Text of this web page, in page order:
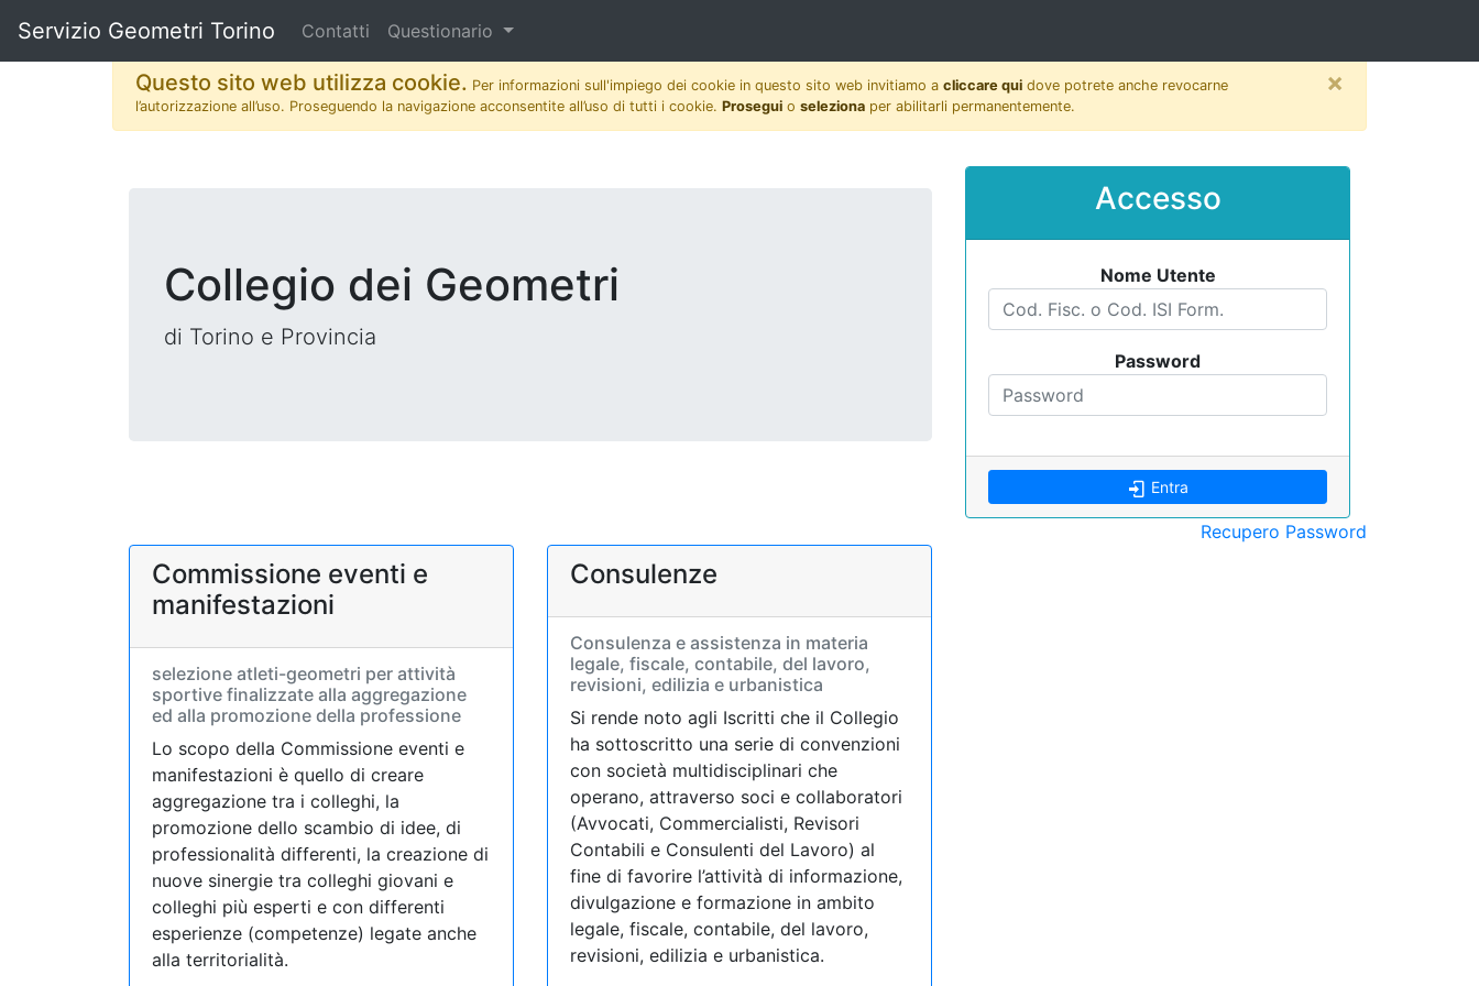
×
Questo sito web utilizza cookie. Per informazioni sull'impiego dei cookie in questo sito web invitiamo a cliccare qui dove potrete anche revocarne
l’autorizzazione all’uso. Proseguendo la navigazione acconsentite all’uso di tutti i cookie. Prosegui o seleziona per abilitarli permanentemente.
Servizio Geometri Torino Contatti Questionario
Collegio dei Geometri
di Torino e Provincia
Accesso
Nome Utente
Password
Entra
Recupero Password
Commissione eventi e
manifestazioni
selezione atleti-geometri per attività
sportive finalizzate alla aggregazione
ed alla promozione della professione
Lo scopo della Commissione eventi e
manifestazioni è quello di creare
aggregazione tra i colleghi, la
promozione dello scambio di idee, di
professionalità differenti, la creazione di
nuove sinergie tra colleghi giovani e
colleghi più esperti e con differenti
esperienze (competenze) legate anche
alla territorialità.
Consulenze
Consulenza e assistenza in materia
legale, fiscale, contabile, del lavoro,
revisioni, edilizia e urbanistica
Si rende noto agli Iscritti che il Collegio
ha sottoscritto una serie di convenzioni
con società multidisciplinari che
operano, attraverso soci e collaboratori
(Avvocati, Commercialisti, Revisori
Contabili e Consulenti del Lavoro) al
fine di favorire l’attività di informazione,
divulgazione e formazione in ambito
legale, fiscale, contabile, del lavoro,
revisioni, edilizia e urbanistica.